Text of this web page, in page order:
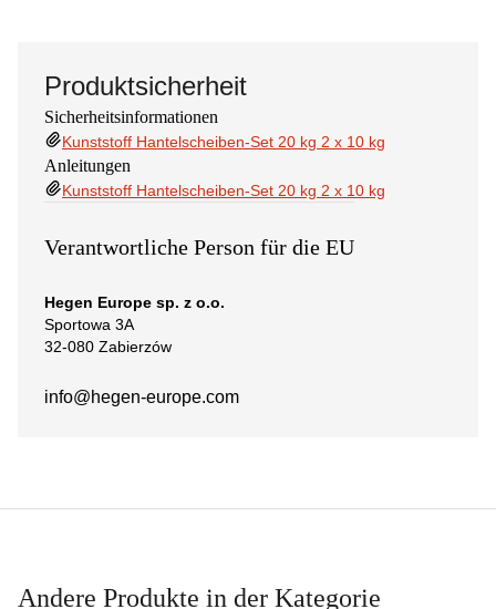
Produktsicherheit
Sicherheitsinformationen
Kunststoff Hantelscheiben-Set 20 kg 2 x 10 kg
Anleitungen
Kunststoff Hantelscheiben-Set 20 kg 2 x 10 kg
Verantwortliche Person für die EU
Hegen Europe sp. z o.o.
Sportowa 3A
32-080 Zabierzów
info@hegen-europe.com
Andere Produkte in der Kategorie